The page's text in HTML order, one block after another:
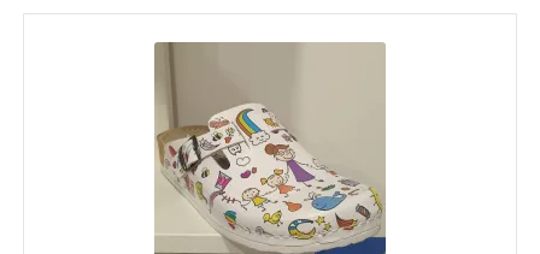
stranici
proizvoda